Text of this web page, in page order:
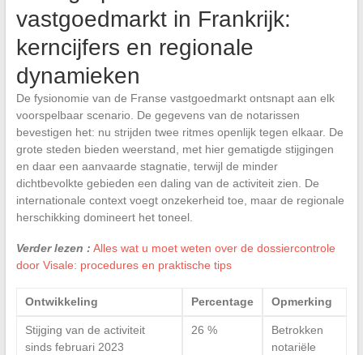
vastgoedmarkt in Frankrijk:
kerncijfers en regionale
dynamieken
De fysionomie van de Franse vastgoedmarkt ontsnapt aan elk
voorspelbaar scenario. De gegevens van de notarissen
bevestigen het: nu strijden twee ritmes openlijk tegen elkaar. De
grote steden bieden weerstand, met hier gematigde stijgingen
en daar een aanvaarde stagnatie, terwijl de minder
dichtbevolkte gebieden een daling van de activiteit zien. De
internationale context voegt onzekerheid toe, maar de regionale
herschikking domineert het toneel.
Verder lezen : Alles wat u moet weten over de dossiercontrole
door Visale: procedures en praktische tips
Ontwikkeling Percentage Opmerking
Stijging van de activiteit
sinds februari 2023
26 %
Betrokken
notariële